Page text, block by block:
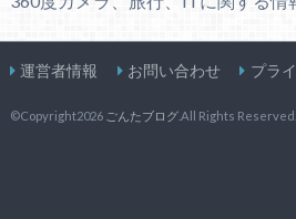
運営者情報 お問い合わせ プラ
©Copyright2026 ごんたブログ.All Rights Reserved.